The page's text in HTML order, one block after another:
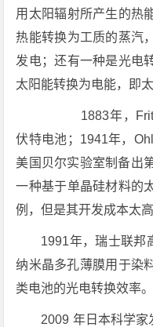
用太阳辐射所产生的热
热能转换为工质的蒸汽
发电；还有一种是光电
太阳能转换为电能，即
1883年，Fritts
伏特电池；1941年，
美国贝尔实验室制备出
一种基于单晶硅材料的
例，但是其开发成本太高
1991年，瑞士联邦
纳米晶多孔薄膜用于染
类电池的光电转换效率。
2009 年日本科学